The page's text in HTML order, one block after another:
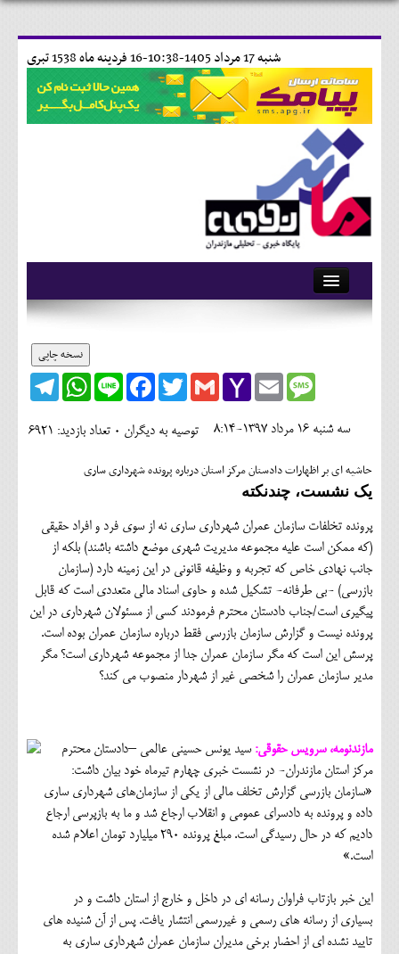
16 فردينه ماه 1538 تبری شنبه 17 مرداد 1405-10:38-
آرشیو
وبلاگ
کلینیک
حقوقی
محیط زیست و گردشگری
فرهنگی و هنری
اقتصادی
نسخه چاپی
Telegram
WhatsApp Line
FacebookTwitterGmailYahoo
Mail
EmailMessage
تعداد بازدید: 6921 توصیه به دیگران 0 سه شنبه 16 مرداد 1397-8:14
حاشیه ای بر اظهارات دادستان مرکز استان درباره پرونده شهرداری ساری
یک نشست، چندنکته
پرونده تخلفات سازمان عمران شهرداری ساری نه از سوی فرد و افراد حقیقی
(که ممکن است علیه مجموعه مدیریت شهری موضع داشته باشند) بلکه از
جانب نهادی خاص که تجربه و وظیفه قانونی در این زمینه دارد (سازمان
بازرسی) -بی طرفانه- تشکیل شده و حاوی اسناد مالی متعددی است که قابل
پیگیری است/جناب دادستان محترم فرمودند کسی از مسئولان شهرداری در این
پرونده نیست و گزارش سازمان بازرسی فقط درباره سازمان عمران بوده است.
پرسش این است که مگر سازمان عمران جدا از مجموعه شهرداری است؟ مگر
مدیر سازمان عمران را شخصی غیر از شهردار منصوب می کند؟
مازندنومه، سرویس حقوقی: سید یونس حسینی عالمی –دادستان محترم
مرکز استان مازندران- در نشست خبری چهارم تیرماه خود بیان داشت:
«سازمان بازرسی گزارش تخلف مالی از یکی از سازمان‌های شهرداری ساری
داده و پرونده به دادسرای عمومی و انقلاب ارجاع شد و ما به بازپرسی ارجاع
دادیم که در حال رسیدگی است. مبلغ پرونده ۲۹۰ میلیارد تومان اعلام شده
است.»
این خبر بازتاب فراوان رسانه ای در داخل و خارج از استان داشت و در
بسیاری از رسانه های رسمی و غیررسمی انتشار یافت. پس از آن شنیده های
تایید نشده ای از احضار برخی مدیران سازمان عمران شهرداری ساری به